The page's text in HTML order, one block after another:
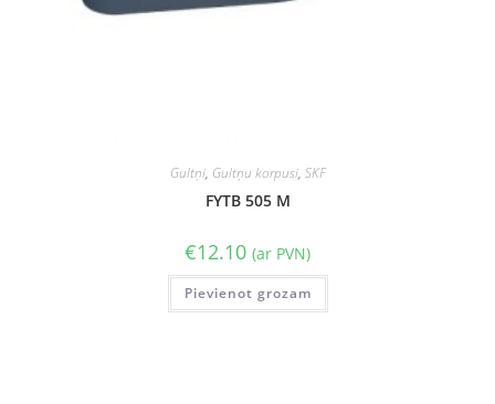
Gultņi, Gultņu korpusi, SKF
FYTB 505 M
€12.10 (ar PVN)
Pievienot grozam